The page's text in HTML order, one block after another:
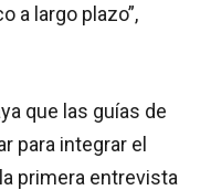
a largo plazo”,
que las guías de
para integrar el
primera entrevista